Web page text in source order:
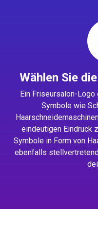
Wählen Sie
Ein Friseursalon-
Symbole wie
eindeutigen Eindruck
Symbole in Form von
ebenfalls